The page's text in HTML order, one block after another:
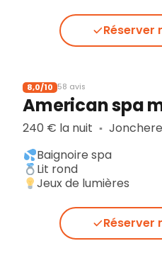
Réserver
8,0/10 58 avis
American spa
240 € la nuit ▪︎
Baignoire spa
Lit rond
Jeux de lumières
Réserver